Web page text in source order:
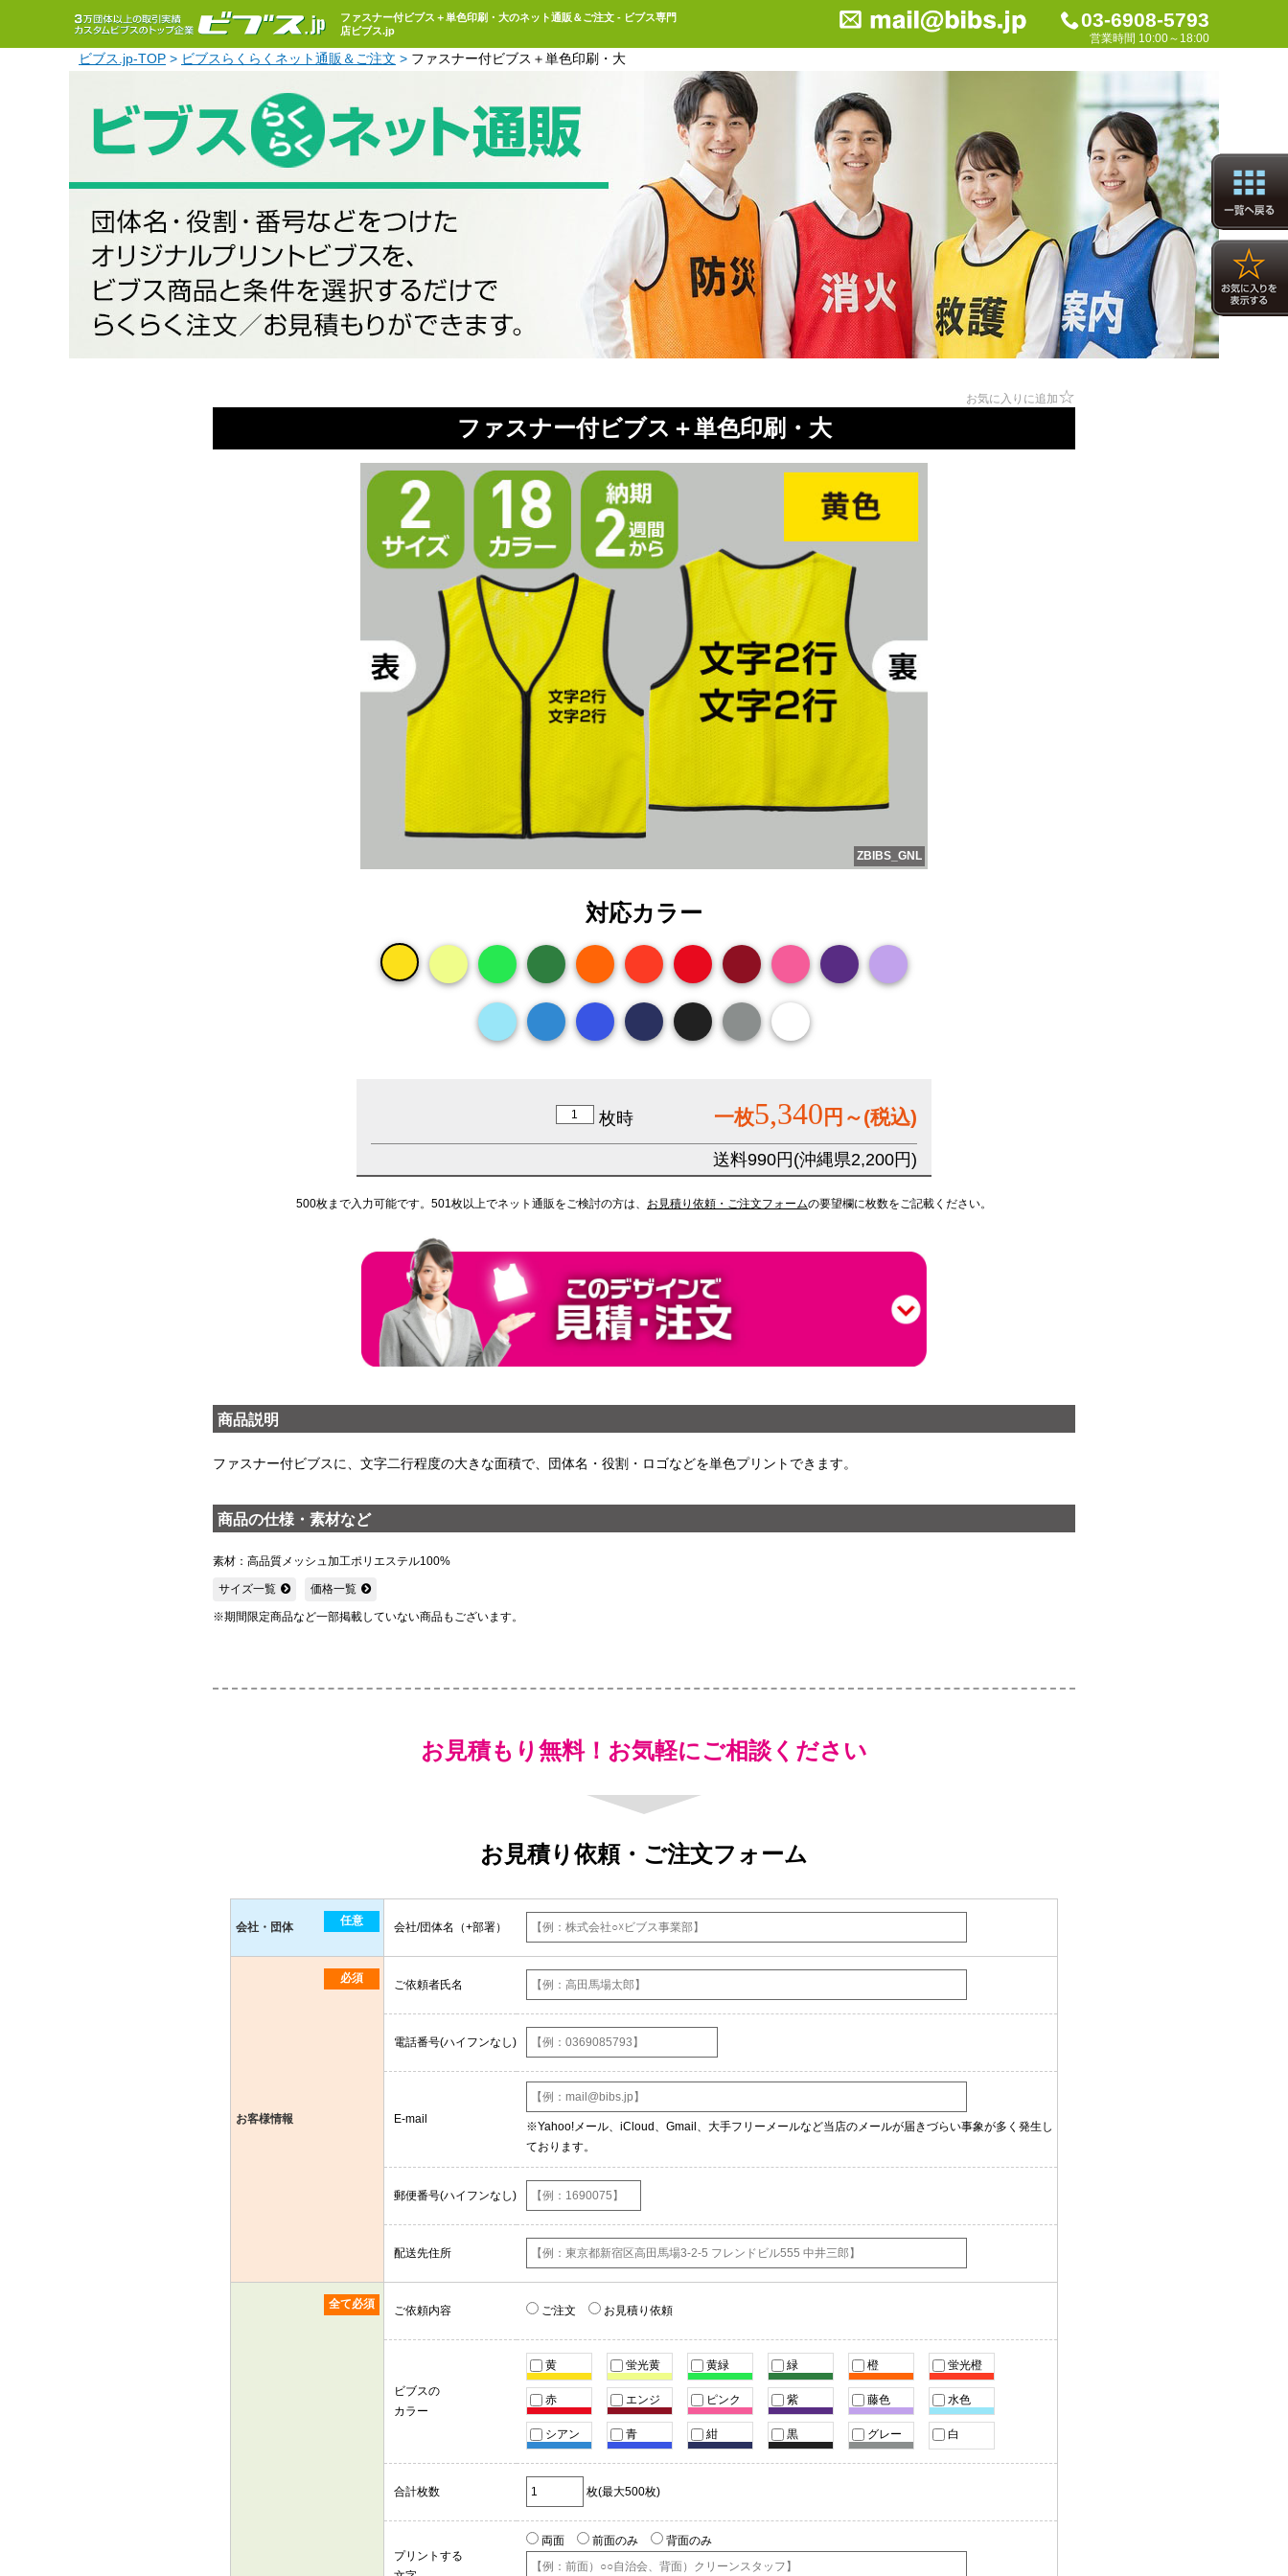
ファスナー付ビブス＋単色印刷・大のネット通販＆ご注文 - ビブス専門
店ビブス.jp
03-6908-5793
営業時間 10:00～18:00
ビブス.jp-TOP ビブスらくらくネット通販＆ご注文 ファスナー付ビブス＋単色印刷・大
お気に入りに追加☆
ファスナー付ビブス＋単色印刷・大
ZBIBS_GNL
対応カラー
枚時 一枚5,340 円～(税込)
送料990円(沖縄県2,200円)
500枚まで入力可能です。501枚以上でネット通販をご検討の方は、 お見積り依頼・ご注文フォームの要望欄に枚数をご記載ください。
商品説明
ファスナー付ビブスに、文字二行程度の大きな面積で、団体名・役割・ロゴなどを単色プリントできます。
商品の仕様・素材など
素材：高品質メッシュ加工ポリエステル100%
サイズ一覧 価格一覧
※期間限定商品など一部掲載していない商品もございます。
お見積もり無料！お気軽にご相談ください
お見積り依頼・ご注文フォーム
会社・団体 任意 会社/団体名（+部署）
お客様情報
必須 ご依頼者氏名
電話番号(ハイフンなし)
E-mail
※Yahoo!メール、iCloud、Gmail、大手フリーメールなど当店のメールが届きづらい事象が多く発生し
ております。
郵便番号(ハイフンなし)
配送先住所
全て必須 ご依頼内容 ご注文 お見積り依頼
ビブスの
カラー
黄 蛍光黄 黄緑 緑 橙 蛍光橙
赤 エンジ ピンク 紫 藤色 水色
シアン 青 紺 黒 グレー 白
合計枚数 枚(最大500枚)
プリントする
両面 前面のみ 背面のみ